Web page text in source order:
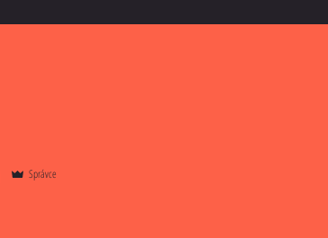
Správce